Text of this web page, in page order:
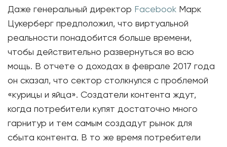
Даже генеральный директор Facebook Марк
Цукерберг предположил, что виртуальной
реальности понадобится больше времени,
чтобы действительно развернуться во всю
мощь. В отчете о доходах в феврале 2017 года
он сказал, что сектор столкнулся с проблемой
«курицы и яйца». Создатели контента ждут,
когда потребители купят достаточно много
гарнитур и тем самым создадут рынок для
сбыта контента. В то же время потребители